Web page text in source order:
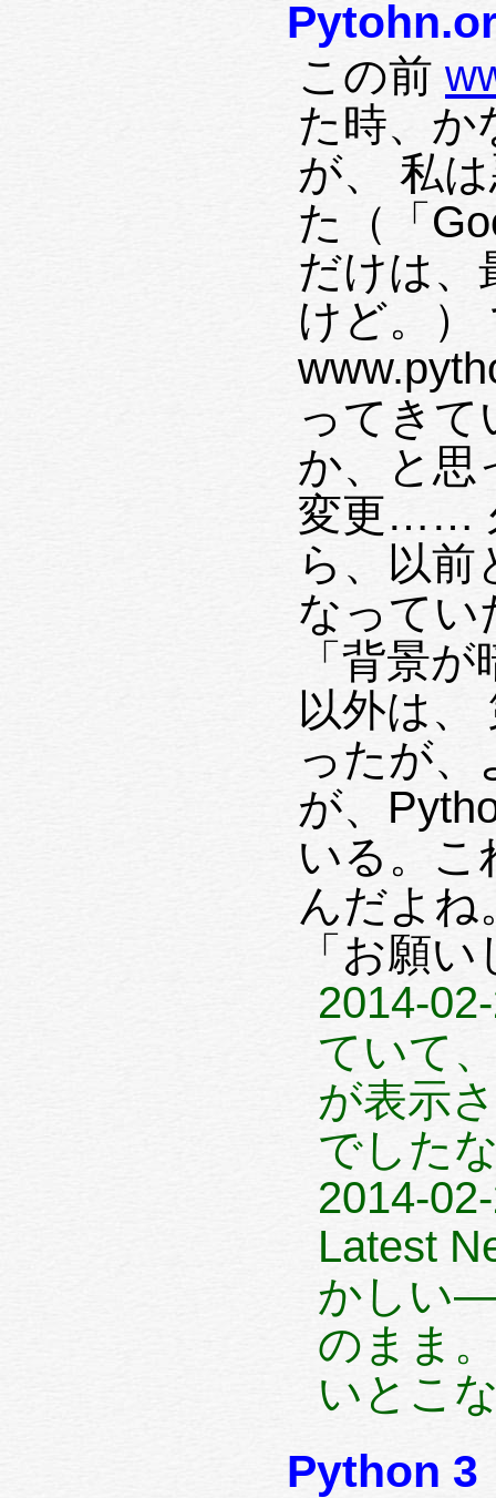
この前
た時、か
が、 私
た（「
だけは、
けど。）
ってきて
か、と思
変更……
ら、以
なってい
「背景
以外は
ったが、
が、
いる。こ
んだよね
「お願
2014-
ていて
が表示
でした
2014-
Latest
かしい
のまま
いとこ
Python 3